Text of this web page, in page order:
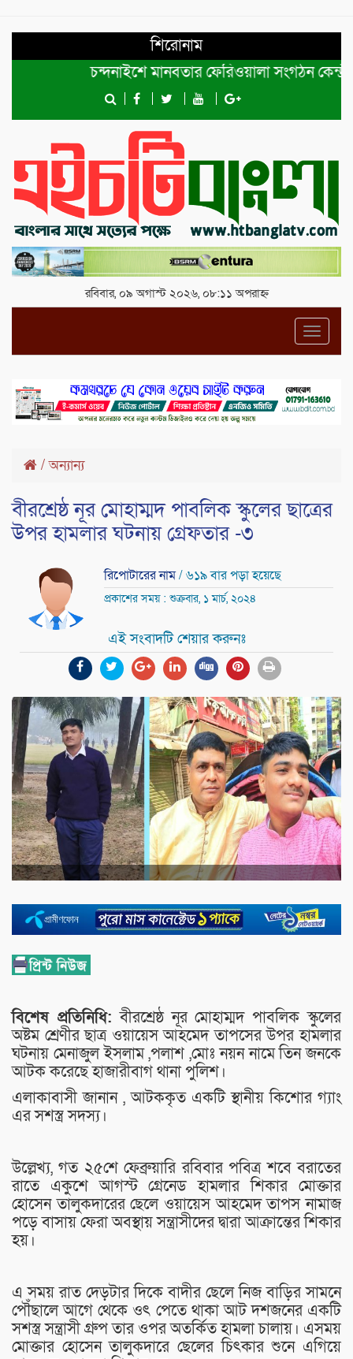
শিরোনাম
চন্দনাইশে মানবতার ফেরিওয়ালা সংগঠন কেন্দ্রীয়
রবিবার, ০৯ অগাস্ট ২০২৬, ০৮:১১ অপরাহ্ন
/অন্যান্য
বীরশ্রেষ্ঠ নূর মোহাম্মদ পাবলিক স্কুলের ছাত্রের
উপর হামলার ঘটনায় গ্রেফতার -৩
রিপোটারের নাম/ ৬১৯ বার পড়া হয়েছে
প্রকাশের সময় : শুক্রবার, ১ মার্চ, ২০২৪
এই সংবাদটি শেয়ার করুনঃ
বিশেষ প্রতিনিধি: বীরশ্রেষ্ঠ নূর মোহাম্মদ পাবলিক স্কুলের
অষ্টম শ্রেণীর ছাত্র ওয়ায়েস আহমেদ তাপসের উপর হামলার
ঘটনায় মেনাজুল ইসলাম ,পলাশ ,মোঃ নয়ন নামে তিন জনকে
আটক করেছে হাজারীবাগ থানা পুলিশ।
এলাকাবাসী জানান , আটককৃত একটি স্থানীয় কিশোর গ্যাং
এর সশস্ত্র সদস্য।
উল্লেখ্য, গত ২৫শে ফেব্রুয়ারি রবিবার পবিত্র শবে বরাতের
রাতে একুশে আগস্ট গ্রেনেড হামলার শিকার মোক্তার
হোসেন তালুকদারের ছেলে ওয়ায়েস আহমেদ তাপস নামাজ
পড়ে বাসায় ফেরা অবস্থায় সন্ত্রাসীদের দ্বারা আক্রান্তের শিকার
হয়।
এ সময় রাত দেড়টার দিকে বাদীর ছেলে নিজ বাড়ির সামনে
পৌঁছালে আগে থেকে ওৎ পেতে থাকা আট দশজনের একটি
সশস্ত্র সন্ত্রাসী গ্রুপ তার ওপর অতর্কিত হামলা চালায়। এসময়
মোক্তার হোসেন তালুকদারে ছেলের চিৎকার শুনে এগিয়ে